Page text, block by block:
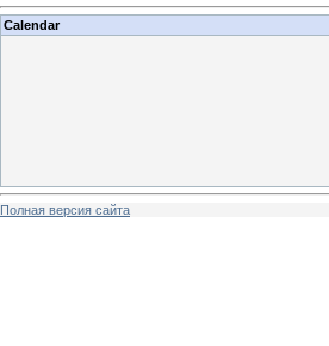
Calendar
Полная версия сайта